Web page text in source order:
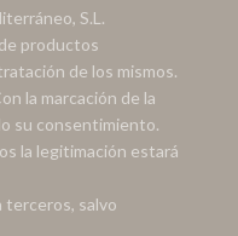
S.L.
productos
de los mismos.
la marcación de la
su consentimiento.
la legitimación estará
terceros, salvo